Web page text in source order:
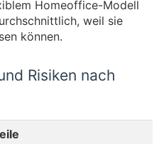
Homeoffice-Modell
weil sie
können.
Risiken nach